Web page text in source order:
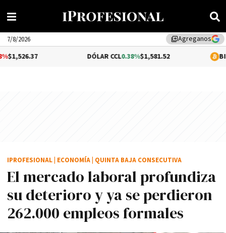
library_addAgreganos
7/8/2026
DÓLAR CCL0.38%$1,581.52 BITCOIN
El mercado laboral profundiza
su deterioro y ya se perdieron
262.000 empleos formales
IPROFESIONAL ECONOMÍA QUINTA BAJA CONSECUTIVA